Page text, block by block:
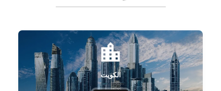
الكويت